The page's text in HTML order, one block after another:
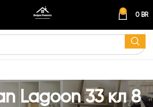
0
0 BR
Lagoon 33 кл 8